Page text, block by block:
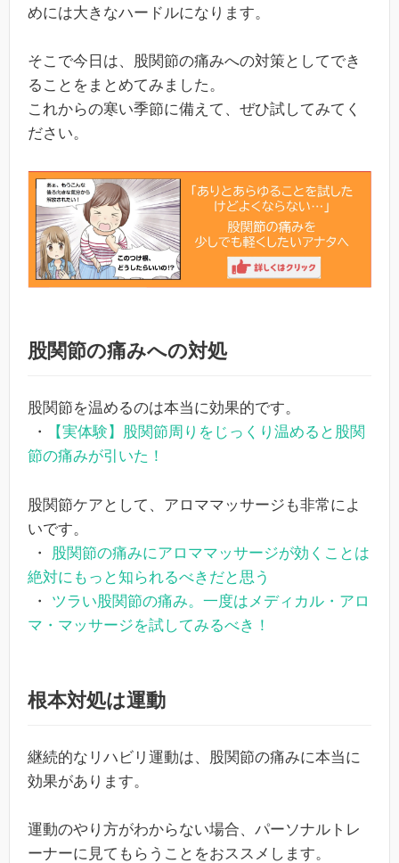
めには大きなハードルになります。
そこで今日は、股関節の痛みへの対策としてでき
ることをまとめてみました。
これからの寒い季節に備えて、ぜひ試してみてく
ださい。
股関節の痛みへの対処
股関節を温めるのは本当に効果的です。
・
【実体験】股関節周りをじっくり温めると股関
節の痛みが引いた！
股関節ケアとして、アロママッサージも非常によ
いです。
・
股関節の痛みにアロママッサージが効くことは
絶対にもっと知られるべきだと思う
・ ツラい股関節の痛み。一度はメディカル・アロ
マ・マッサージを試してみるべき！
根本対処は運動
継続的なリハビリ運動は、股関節の痛みに本当に
効果があります。
運動のやり方がわからない場合、パーソナルトレ
ーナーに見てもらうことをおススメします。